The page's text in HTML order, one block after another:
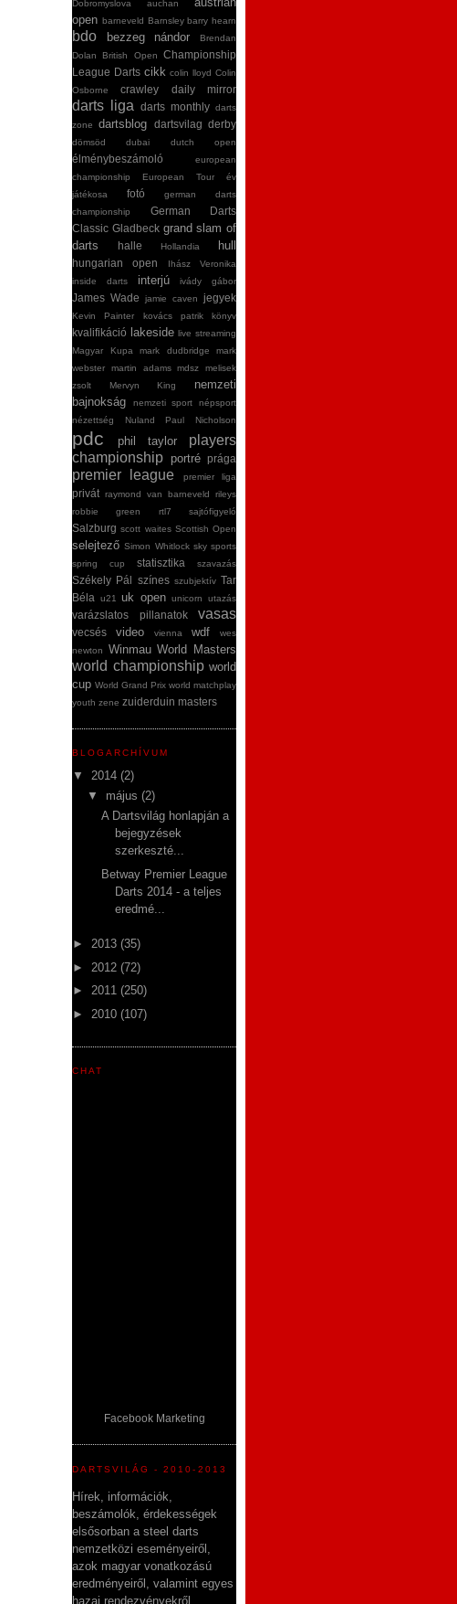
Dobromyslova
auchan
open barneveld Barnsley barry hearn
bdo bezzeg nándor
Brendan
Dolan
British Open
Championship
League Darts cikk colin lloyd Colin
Osborne
crawley daily mirror
darts liga darts monthly darts
zone
dartsblog dartsvilag derby
dömsöd dubai dutch open
élménybeszámoló
european
championship
European Tour
év
játékosa
fotó
german darts
championship
German Darts
Classic Gladbeck grand slam of
darts
halle Hollandia hull
hungarian open
Ihász Veronika
inside darts
interjú ivády gábor
James Wade jamie caven jegyek
Kevin Painter kovács patrik könyv
kvalifikáció lakeside live streaming
Magyar Kupa
mark dudbridge
mark
webster
martin adams mdsz
melisek
zsolt
Mervyn King
nemzeti
bajnokság
nemzeti sport
népsport
nézettség
Nuland Paul Nicholson
pdc phil taylor
players
championship portré prága
premier league premier liga
privát raymond van barneveld
rileys
robbie green
rtl7 sajtófigyeló
Salzburg scott waites Scottish Open
selejtező Simon Whitlock sky sports
spring cup
statisztika szavazás
Székely Pál színes szubjektív Tar
Béla
u21 uk open unicorn utazás
varázslatos pillanatok vasas
vecsés video vienna wdf
wes
newton
Winmau World Masters
world championship world
cup World Grand Prix world matchplay
youth zene zuiderduin masters
BLOGARCHÍVUM
▼ 2014 (2)
▼ május (2)
A Dartsvilág honlapján a
bejegyzések
szerkeszté...
Betway Premier League
Darts 2014 - a teljes
eredmé...
► 2013 (35)
► 2012 (72)
► 2011 (250)
► 2010 (107)
CHAT
Facebook Marketing
DARTSVILÁG - 2010-2013
Hírek, információk,
beszámolók, érdekességek
elsősorban a steel darts
nemzetközi eseményeiről,
azok magyar vonatkozású
eredményeiről, valamint egyes
hazai rendezvényekről.